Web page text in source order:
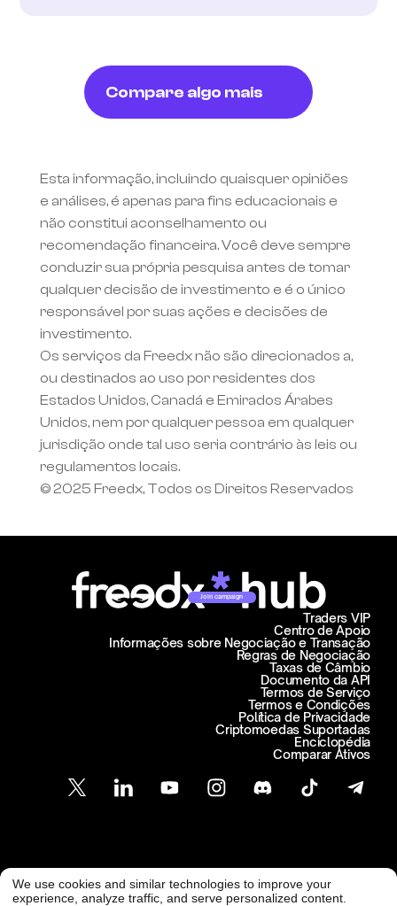
Compare algo mais
Esta informação, incluindo quaisquer opiniões
e análises, é apenas para fins educacionais e
não constitui aconselhamento ou
recomendação financeira. Você deve sempre
conduzir sua própria pesquisa antes de tomar
qualquer decisão de investimento e é o único
responsável por suas ações e decisões de
investimento.
Os serviços da Freedx não são direcionados a,
ou destinados ao uso por residentes dos
Estados Unidos, Canadá e Emirados Árabes
Unidos, nem por qualquer pessoa em qualquer
jurisdição onde tal uso seria contrário às leis ou
regulamentos locais.
© 2025 Freedx, Todos os Direitos Reservados
Join campaign
Centro de Apoio
Informações sobre Negociação e Transação
Traders VIP
Regras de Negociação
Taxas de Câmbio
Documento da API
Termos de Serviço
Termos e Condições
Política de Privacidade
Criptomoedas Suportadas
Enciclopédia
Comparar Ativos
Atendimento ao Cliente
support@freedx.com @ Freedx 2026
We use cookies and similar technologies to improve your
experience, analyze traffic, and serve personalized content.